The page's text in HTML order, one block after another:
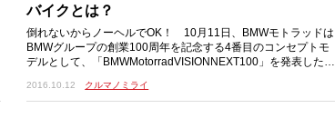
バイクとは？
倒れないからノーヘルでOK！ 10月11日、BMWモトラッドは
BMWグループの創業100周年を記念する4番目のコンセプトモ
デルとして、「BMWMotorradVISIONNEXT100」を発表した。
2016.10.12 クルマノミライ